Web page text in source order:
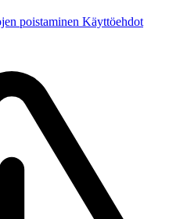
poistaminen Käyttöehdot